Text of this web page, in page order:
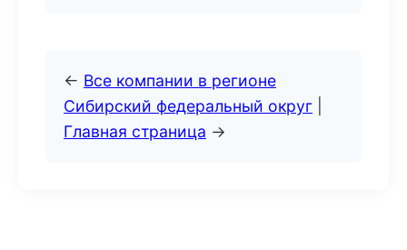
← Все компании в регионе
Сибирский федеральный округ
Главная страница →